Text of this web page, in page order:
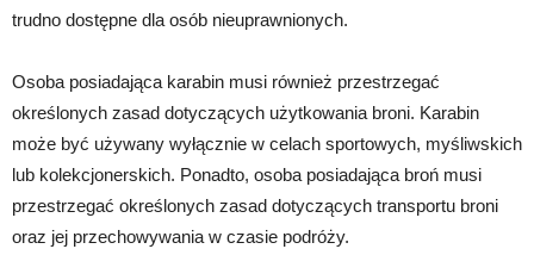
trudno dostępne dla osób nieuprawnionych.
Osoba posiadająca karabin musi również przestrzegać
określonych zasad dotyczących użytkowania broni. Karabin
może być używany wyłącznie w celach sportowych, myśliwskich
lub kolekcjonerskich. Ponadto, osoba posiadająca broń musi
przestrzegać określonych zasad dotyczących transportu broni
oraz jej przechowywania w czasie podróży.